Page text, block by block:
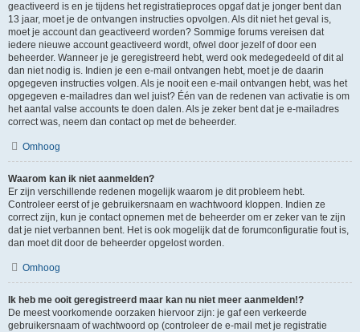
geactiveerd is en je tijdens het registratieproces opgaf dat je jonger bent dan
13 jaar, moet je de ontvangen instructies opvolgen. Als dit niet het geval is,
moet je account dan geactiveerd worden? Sommige forums vereisen dat
iedere nieuwe account geactiveerd wordt, ofwel door jezelf of door een
beheerder. Wanneer je je geregistreerd hebt, werd ook medegedeeld of dit al
dan niet nodig is. Indien je een e-mail ontvangen hebt, moet je de daarin
opgegeven instructies volgen. Als je nooit een e-mail ontvangen hebt, was het
opgegeven e-mailadres dan wel juist? Één van de redenen van activatie is om
het aantal valse accounts te doen dalen. Als je zeker bent dat je e-mailadres
correct was, neem dan contact op met de beheerder.
Omhoog
Waarom kan ik niet aanmelden?
Er zijn verschillende redenen mogelijk waarom je dit probleem hebt.
Controleer eerst of je gebruikersnaam en wachtwoord kloppen. Indien ze
correct zijn, kun je contact opnemen met de beheerder om er zeker van te zijn
dat je niet verbannen bent. Het is ook mogelijk dat de forumconfiguratie fout is,
dan moet dit door de beheerder opgelost worden.
Omhoog
Ik heb me ooit geregistreerd maar kan nu niet meer aanmelden!?
De meest voorkomende oorzaken hiervoor zijn: je gaf een verkeerde
gebruikersnaam of wachtwoord op (controleer de e-mail met je registratie